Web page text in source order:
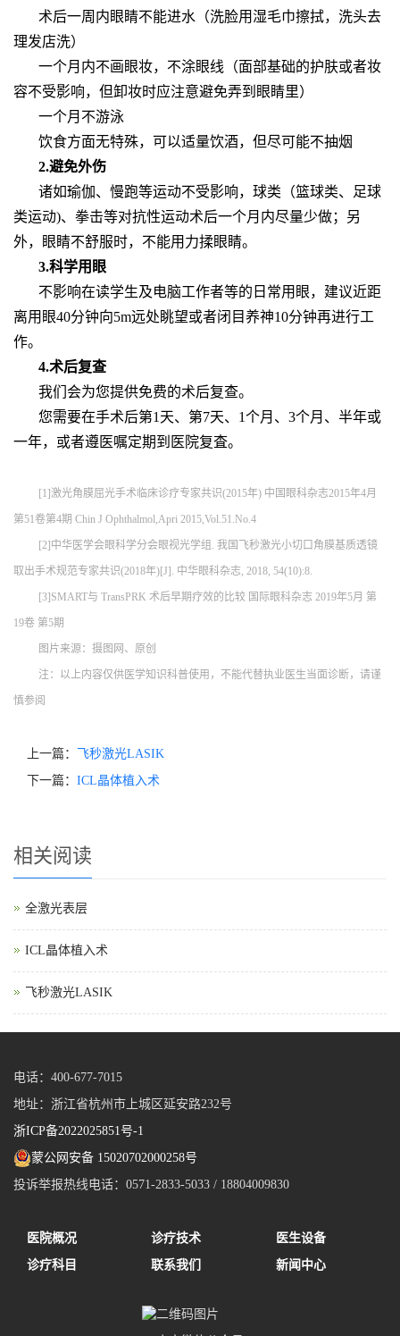
术后一周内眼睛不能进水（洗脸用湿毛巾擦拭，洗头去
理发店洗）
一个月内不画眼妆，不涂眼线（面部基础的护肤或者妆
容不受影响，但卸妆时应注意避免弄到眼睛里）
一个月不游泳
饮食方面无特殊，可以适量饮酒，但尽可能不抽烟
2.避免外伤
诸如瑜伽、慢跑等运动不受影响，球类（篮球类、足球
类运动)、拳击等对抗性运动术后一个月内尽量少做；另
外，眼睛不舒服时，不能用力揉眼睛。
3.科学用眼
不影响在读学生及电脑工作者等的日常用眼，建议近距
离用眼40分钟向5m远处眺望或者闭目养神10分钟再进行工
作。
4.术后复查
我们会为您提供免费的术后复查。
您需要在手术后第1天、第7天、1个月、3个月、半年或
一年，或者遵医嘱定期到医院复査。
[1]激光角膜屈光手术临床诊疗专家共识(2015年) 中国眼科杂志2015年4月
第51卷第4期 Chin J Ophthalmol,Apri 2015,Vol.51.No.4
[2]中华医学会眼科学分会眼视光学组. 我国飞秒激光小切口角膜基质透镜
取出手术规范专家共识(2018年)[J]. 中华眼科杂志, 2018, 54(10):8.
[3]SMART与 TransPRK 术后早期疗效的比较 国际眼科杂志 2019年5月 第
19卷 第5期
图片来源：摄图网、原创
注：以上内容仅供医学知识科普使用，不能代替执业医生当面诊断，请谨
慎参阅
上一篇：
飞秒激光LASIK
下一篇： ICL晶体植入术
相关阅读
全激光表层
ICL晶体植入术
飞秒激光LASIK
电话：400-677-7015
地址：浙江省杭州市上城区延安路232号
浙ICP备2022025851号-1
蒙公网安备 15020702000258号
投诉举报热线电话：0571-2833-5033 / 18804009830
医院概况 诊疗技术
医生设备
诊疗科目
联系我们 新闻中心